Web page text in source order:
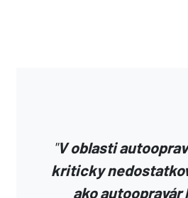
"V oblasti
kriticky
ako autoopravár